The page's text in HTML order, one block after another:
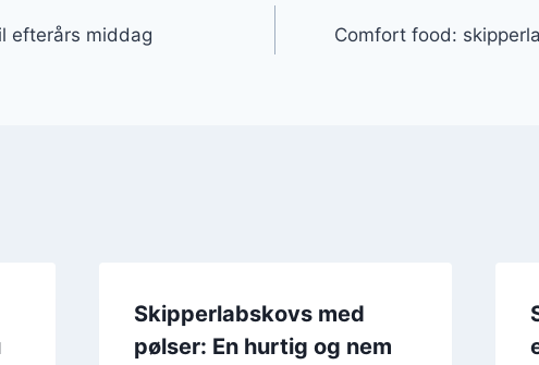
efterårs middag
Comfort food:
Skipperlabskovs med
pølser: En hurtig og nem